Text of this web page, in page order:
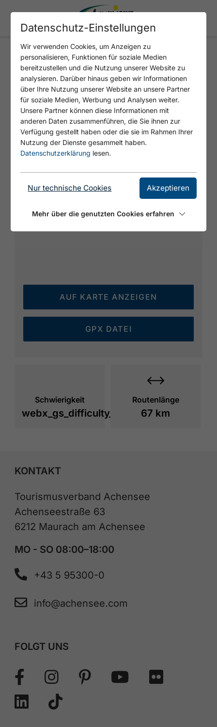
VERLOCKUNG
Häufig begangene, abwechslungsreiche
Route.
AUF KARTE ANZEIGEN
GPX DATEI
Schwierigkeit
webx_gs_difficulty_
Routenlänge
67 km
KONTAKT
Tourismusverband Achensee
Achenseestraße 63
6212 Maurach am Achensee
MO - SO 08:00–18:00
+43 5 95300-0
info@achensee.com
FOLGT UNS
Datenschutz-Einstellungen
Wir verwenden Cookies, um Anzeigen zu
personalisieren, Funktionen für soziale Medien
bereitzustellen und die Nutzung unserer Website zu
analysieren. Darüber hinaus geben wir Informationen
über Ihre Nutzung unserer Website an unsere Partner
für soziale Medien, Werbung und Analysen weiter.
Unsere Partner können diese Informationen mit
anderen Daten zusammenführen, die Sie ihnen zur
Verfügung gestellt haben oder die sie im Rahmen Ihrer
Nutzung der Dienste gesammelt haben.
Datenschutzerklärung lesen.
Nur technische Cookies Akzeptieren
Mehr über die genutzten Cookies erfahren